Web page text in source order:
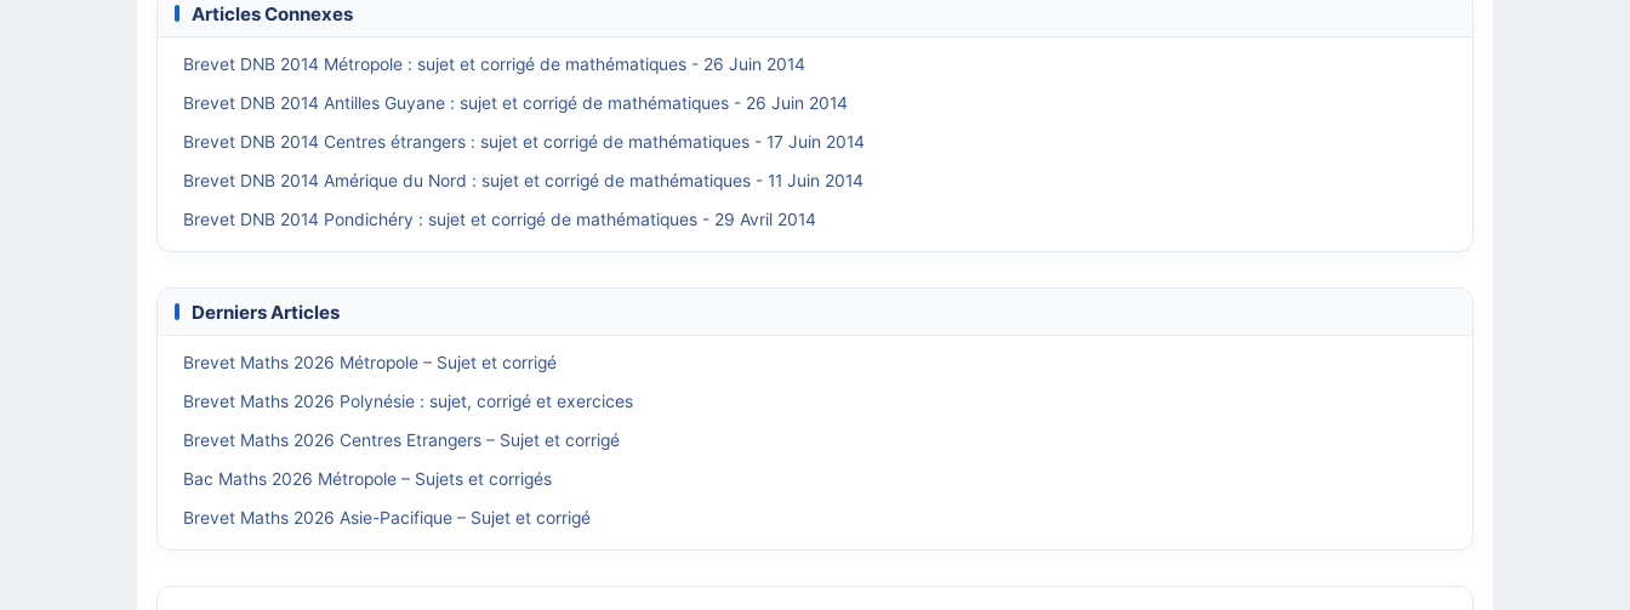
Articles Connexes
Brevet DNB 2014 Métropole : sujet et corrigé de mathématiques - 26 Juin 2014
Brevet DNB 2014 Antilles Guyane : sujet et corrigé de mathématiques - 26 Juin 2014
Brevet DNB 2014 Centres étrangers : sujet et corrigé de mathématiques - 17 Juin 2014
Brevet DNB 2014 Amérique du Nord : sujet et corrigé de mathématiques - 11 Juin 2014
Brevet DNB 2014 Pondichéry : sujet et corrigé de mathématiques - 29 Avril 2014
Derniers Articles
Brevet Maths 2026 Métropole – Sujet et corrigé
Brevet Maths 2026 Polynésie : sujet, corrigé et exercices
Brevet Maths 2026 Centres Etrangers – Sujet et corrigé
Bac Maths 2026 Métropole – Sujets et corrigés
Brevet Maths 2026 Asie-Pacifique – Sujet et corrigé